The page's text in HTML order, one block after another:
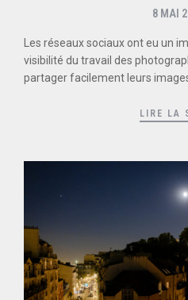
8 MAI
Les réseaux sociaux ont eu un
visibilité du travail des
partager facilement leurs
LIRE LA